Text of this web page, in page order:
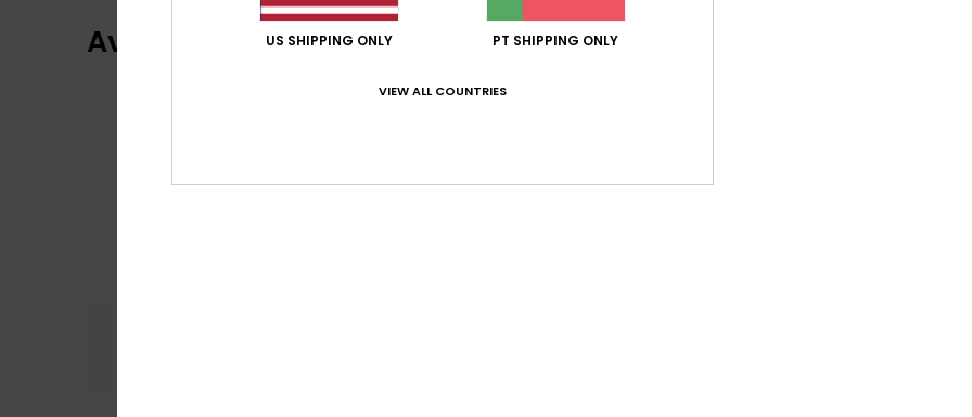
Avaliações dos clientes
4.6
US SHIPPING ONLY PT SHIPPING ONLY
VIEW ALL COUNTRIES